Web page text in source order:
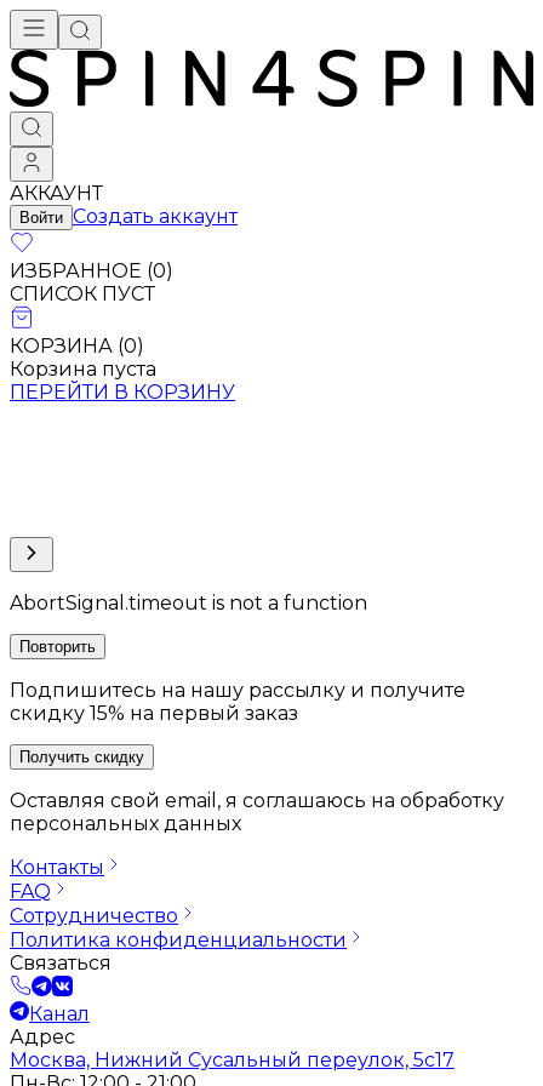
АККАУНТ
Войти Создать аккаунт
ИЗБРАННОЕ (0)
СПИСОК ПУСТ
КОРЗИНА (0)
Корзина пуста
ПЕРЕЙТИ В КОРЗИНУ
AbortSignal.timeout is not a function
Повторить
Подпишитесь на нашу рассылку и получите
скидку 15% на первый заказ
Получить скидку
Оставляя свой email, я соглашаюсь на обработку
персональных данных
Контакты
FAQ
Сотрудничество
Политика конфиденциальности
Связаться
Канал
Адрес
Москва, Нижний Сусальный переулок, 5с17